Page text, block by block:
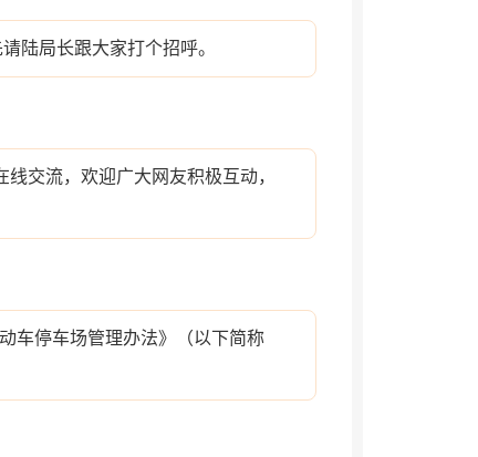
陆局长跟大家打个招呼。
交流，欢迎广大网友积极互动，
车停车场管理办法》（以下简称